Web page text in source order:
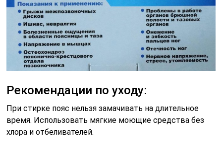
Рекомендации по уходу:
При стирке пояс нельзя замачивать на длительное
время. Использовать мягкие моющие средства без
хлора и отбеливателей.